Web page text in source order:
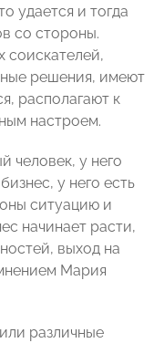
удается и тогда
со стороны.
соискателей,
решения, имеют
располагают к
настроем.
человек, у него
у него есть
ситуацию и
начинает расти,
выход на
Мария
различные